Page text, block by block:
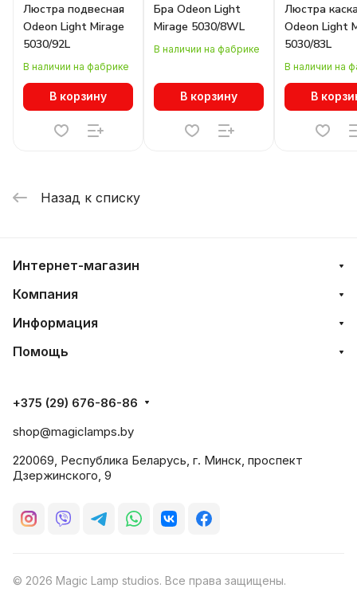
Люстра подвесная
Odeon Light Mirage
5030/92L
В наличии на фабрике
В корзину
Бра Odeon Light
Mirage 5030/8WL
В наличии на фабрике
В корзину
Люстра
Odeon Light
5030/83L
В наличии на
В
Назад к списку
Интернет-магазин
Компания
Информация
Помощь
+375 (29) 676-86-86
shop@magiclamps.by
220069, Республика Беларусь, г. Минск, проспект
Дзержинского, 9
© 2026 Magic Lamp studios. Все права защищены.